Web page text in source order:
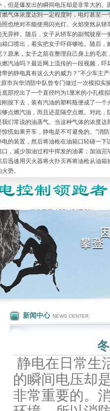
但是爆发出的瞬间电压却是非常大的
气体浓度达到一定程度时，电灯甚至
也绝对不能使用闪光灯。火焰突然从
异样。随后，女子从轿车的副驾驶座
口喷出，着实把女子吓得够呛。随后
原来，女子之前在整理自己身上的毛
汽油吗？最近网上流传的一段视频，
的静电真有这么大的威力？”不少车主
市兴华消防中队曾专门做过一次模拟
部挖出了一个直径约为1厘米的小孔
按下去，装有汽油的塑料瓶便成了一
点燃汽油，而且还是隔空点燃。对此
们常说的油蒸气。当这种气体的浓度
慌如果开车，静电是不可避免的。”
的装置，然后将油枪在油箱口轻碰一
，减少加油过程中挥发的油雾；加油
迅速用灭火器将火扑灭再将油枪从油
火势。
行业应用 APPLICATION
新闻中心 NEWS CENTER
静电在日常生
的瞬间电压却
非常重要的。